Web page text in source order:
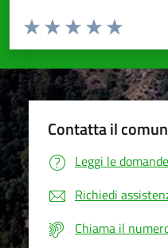
Valuta da 1 a 5 stelle la pagina
Valuta 5
Valuta 4 stelle
Valuta 3 stelle su 5
Valuta 2 stelle su 5
Valuta 1 stelle su 5
Contatta il
Leggi le
Richiedi
Chiama il